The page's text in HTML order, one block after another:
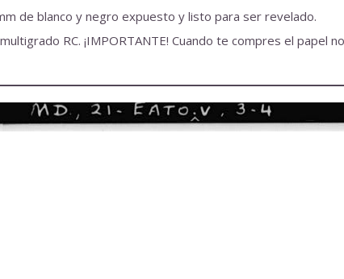
de blanco y negro expuesto y listo para ser revelado.
RC. ¡IMPORTANTE! Cuando te compres el papel